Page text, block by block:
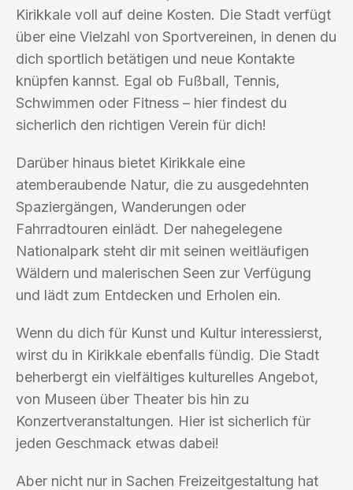
Kirikkale voll auf deine Kosten. Die Stadt verfügt
über eine Vielzahl von Sportvereinen, in denen du
dich sportlich betätigen und neue Kontakte
knüpfen kannst. Egal ob Fußball, Tennis,
Schwimmen oder Fitness – hier findest du
sicherlich den richtigen Verein für dich!
Darüber hinaus bietet Kirikkale eine
atemberaubende Natur, die zu ausgedehnten
Spaziergängen, Wanderungen oder
Fahrradtouren einlädt. Der nahegelegene
Nationalpark steht dir mit seinen weitläufigen
Wäldern und malerischen Seen zur Verfügung
und lädt zum Entdecken und Erholen ein.
Wenn du dich für Kunst und Kultur interessierst,
wirst du in Kirikkale ebenfalls fündig. Die Stadt
beherbergt ein vielfältiges kulturelles Angebot,
von Museen über Theater bis hin zu
Konzertveranstaltungen. Hier ist sicherlich für
jeden Geschmack etwas dabei!
Aber nicht nur in Sachen Freizeitgestaltung hat